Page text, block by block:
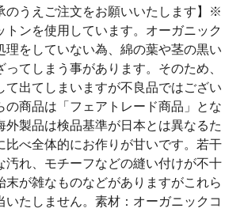
のうえご注文をお願いいたします】※
トンを使用しています。オーガニック
理をしていない為、綿の葉や茎の黒い
てしまう事があります。そのため、
て出てしまいますが不良品ではござい
商品は「フェアトレード商品」とな
外製品は検品基準が日本とは異なるた
比べ全体的にお作りが甘いです。若干
汚れ、モチーフなどの縫い付けが不十
末が雑なものなどがありますがこれら
いたしません。素材：オーガニックコ